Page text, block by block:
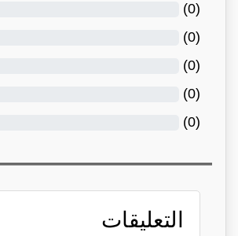
(
0
)
(
0
)
(
0
)
(
0
)
(
0
)
التعليقات